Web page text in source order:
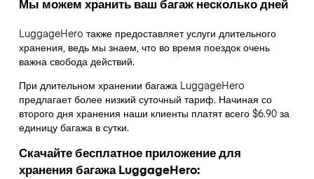
Мы можем хранить ваш багаж несколько дней
LuggageHero также предоставляет услуги длительного
хранения, ведь мы знаем, что во время поездок очень
важна свобода действий.
При длительном хранении багажа LuggageHero
предлагает более низкий суточный тариф. Начиная со
второго дня хранения наши клиенты платят всего $6.90 за
единицу багажа в сутки.
Скачайте бесплатное приложение для
хранения багажа LuggageHero: